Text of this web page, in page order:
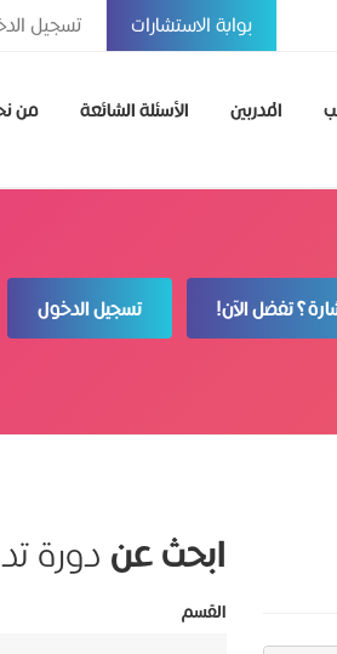
تسجيل بوابة الاستشارات
المدربين الأسئلة الشائعة من
تفضل الآن! تسجيل الدخول
ابحث عن دورة
القسم